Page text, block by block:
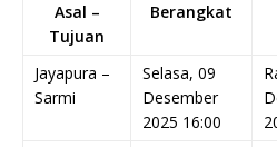
Asal –
Tujuan
Berangkat
Jayapura –
Sarmi
Selasa, 09
Desember
2025 16:00